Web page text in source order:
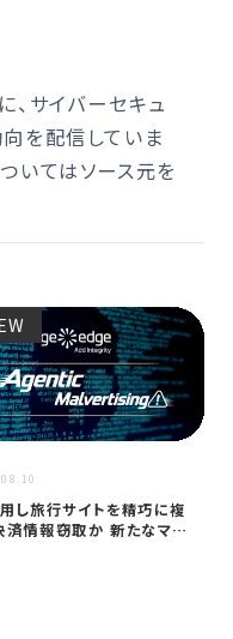
、サイバーセキュ
を配信していま
いてはソース元を
し旅行サイトを精巧に複
済情報窃取か 新たなマル